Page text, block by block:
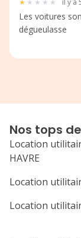
★ ★ ★ ★ ★ il y a
Les voitures
dégueulasse
Nos tops
Location
HAVRE
Location
Location